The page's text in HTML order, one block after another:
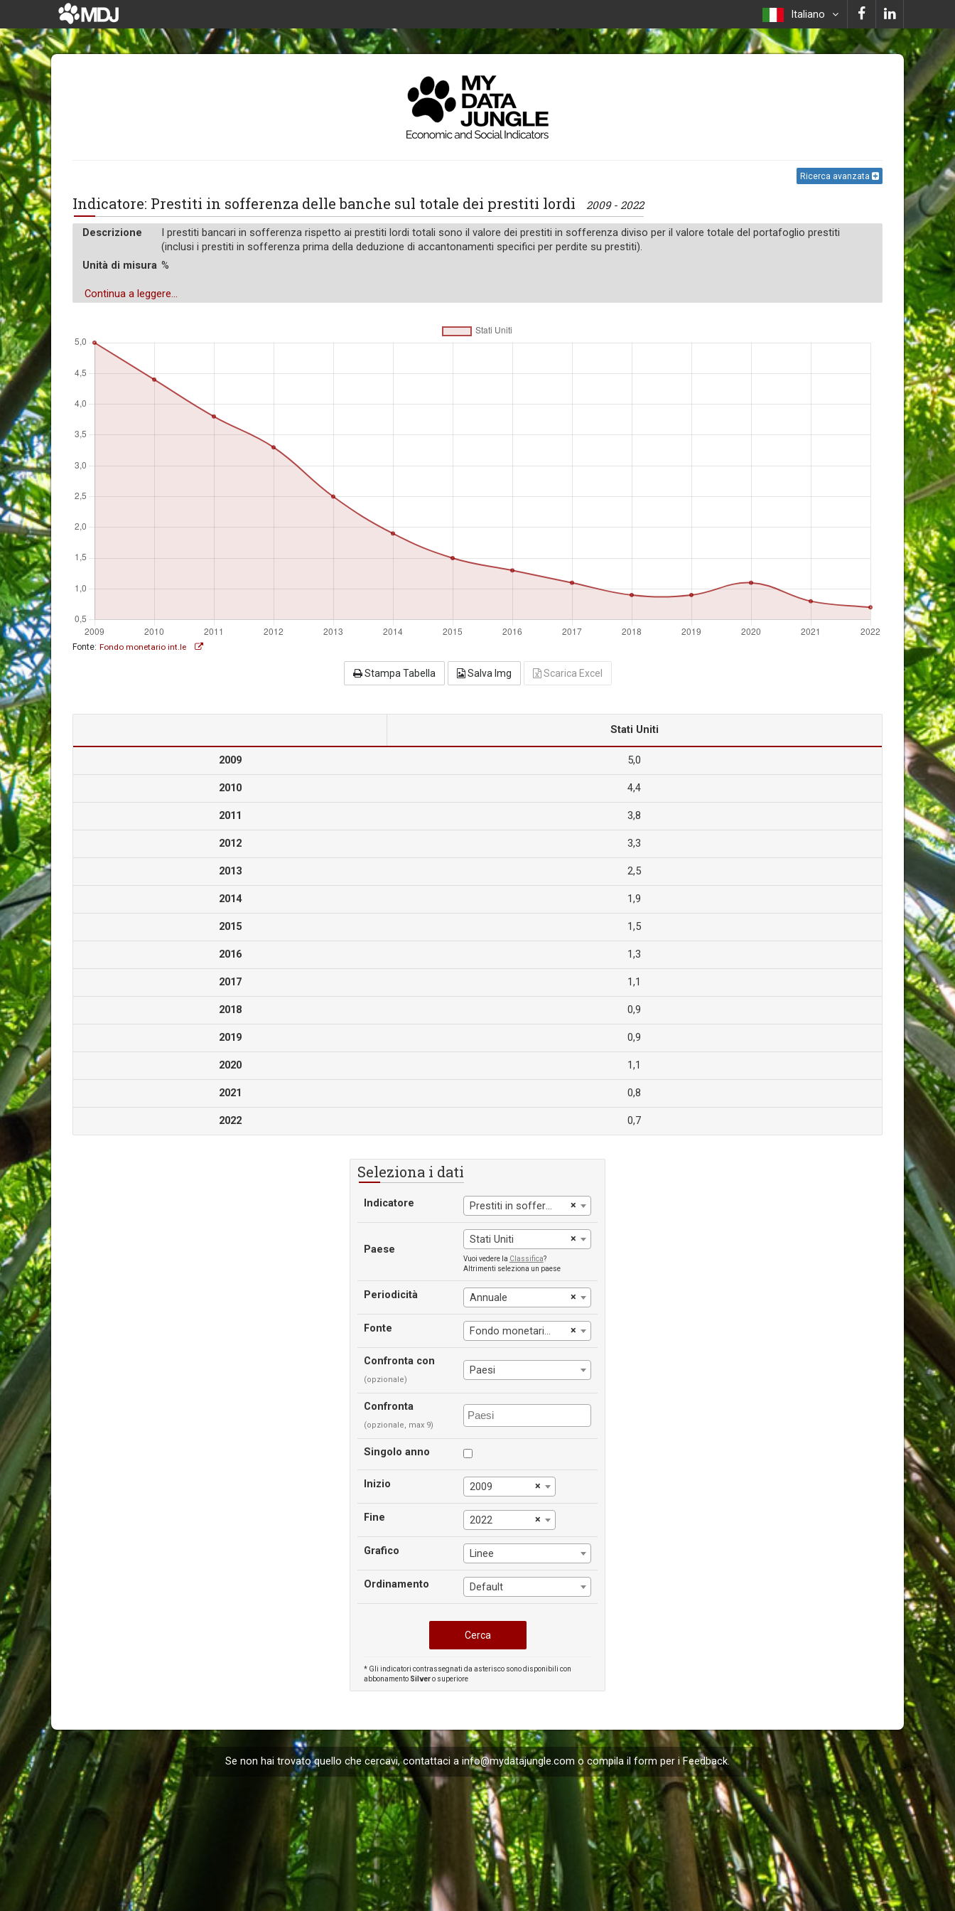
Italiano
Ricerca avanzata
Indicatore: Prestiti in sofferenza delle banche sul totale dei prestiti lordi 2009 - 2022
Descrizione
I prestiti bancari in sofferenza rispetto ai prestiti lordi totali sono il valore dei prestiti in sofferenza diviso per il valore totale del portafoglio prestiti
(inclusi i prestiti in sofferenza prima della deduzione di accantonamenti specifici per perdite su prestiti).
Unità di misura %
Continua a leggere...
Fonte: Fondo monetario int.le
Stampa Tabella Salva Img Scarica Excel
Stati Uniti
2009 5,0
2010 4,4
2011 3,8
2012 3,3
2013 2,5
2014 1,9
2015 1,5
2016 1,3
2017 1,1
2018 0,9
2019 0,9
2020 1,1
2021 0,8
2022 0,7
Seleziona i dati
Indicatore ×
Prestiti in sofferenza delle banche sul totale dei prestiti lordi
Paese
×
Stati Uniti
Vuoi vedere la Classifica?
Altrimenti seleziona un paese
Periodicità ×
Annuale
Fonte ×
Fondo monetario int.le
Confronta con
(opzionale)
Paesi
Confronta
(opzionale, max 9)
Singolo anno
Inizio ×
2009
Fine ×
2022
Grafico Linee
Ordinamento Default
* Gli indicatori contrassegnati da asterisco sono disponibili con
abbonamento Silvero superiore
Se non hai trovato quello che cercavi, contattaci a info@mydatajungle.com o compila il form per iFeedback.